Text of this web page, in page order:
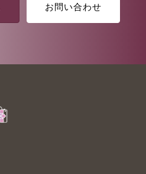
お問い合わせ